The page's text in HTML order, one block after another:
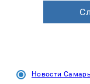
Новости